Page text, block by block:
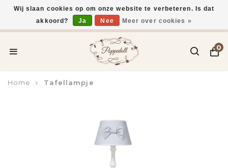
Voor 15:00 uur besteld, vandaag verzonden*
0
Home Tafellampje
Wij slaan cookies op om onze website te verbeteren. Is dat
akkoord?
Ja Nee Meer over cookies »